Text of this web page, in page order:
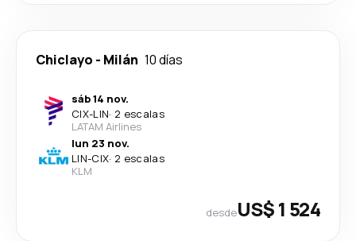
Chiclayo - Milán 10 días
sáb 14 nov.
CIX-LIN· 2 escalas
LATAM Airlines
lun 23 nov.
LIN-CIX· 2 escalas
KLM
desdeUS$ 1 524